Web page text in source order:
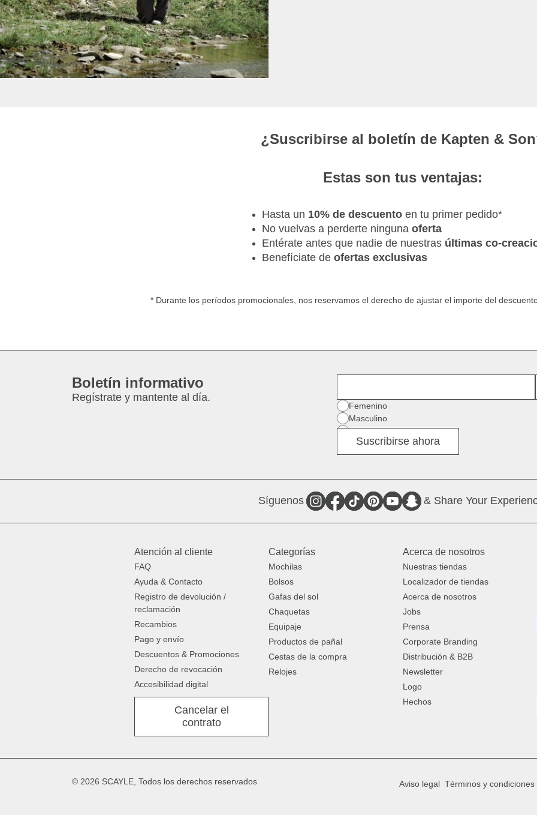
¿Suscribirse al boletín de Kapten &
Estas son tus ventajas:
Hasta un 10% de descuento en tu primer pedido*
No vuelvas a perderte ninguna oferta
Entérate antes que nadie de nuestras últimas co-
Benefíciate de ofertas exclusivas
* Durante los períodos promocionales, nos reservamos el derecho de ajustar el importe del
Boletín informativo
Regístrate y mantente al día.
Género
Femenino
Masculino
Diverso
Suscribirse ahora
Síguenos & Share Your
Atención al cliente
FAQ
Ayuda & Contacto
Registro de devolución /
reclamación
Recambios
Pago y envío
Descuentos & Promociones
Derecho de revocación
Accesibilidad digital
Cancelar el
contrato
Categorías
Mochilas
Bolsos
Gafas del sol
Chaquetas
Equipaje
Productos de pañal
Cestas de la compra
Relojes
Acerca de nosotros
Nuestras tiendas
Localizador de tiendas
Acerca de nosotros
Jobs
Prensa
Corporate Branding
Distribución & B2B
Newsletter
Logo
Hechos
© 2026 SCAYLE, Todos los derechos reservados Aviso legal Términos y condiciones